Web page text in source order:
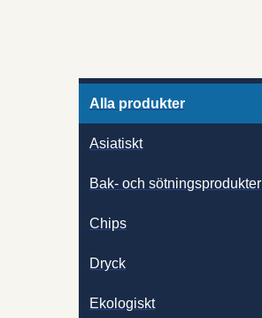
Alla produkter
Asiatiskt
Bak- och sötningsprodukter
Chips
Dryck
Ekologiskt